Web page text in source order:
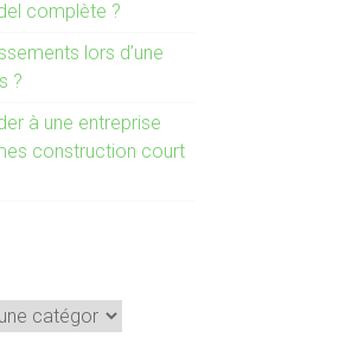
complète ?
lors d’une
?
à une entreprise
construction court